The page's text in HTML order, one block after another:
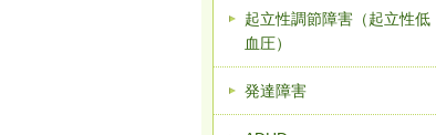
起立性調節障害（起立性低
血圧）
発達障害